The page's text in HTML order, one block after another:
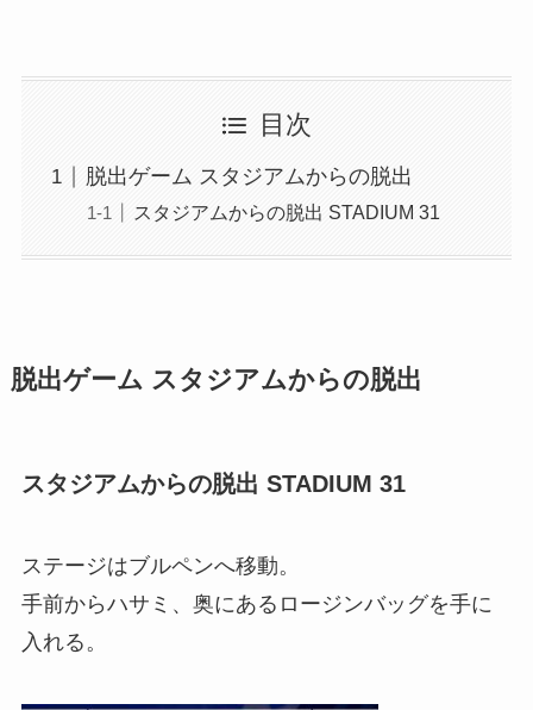
目次
脱出ゲーム スタジアムからの脱出
スタジアムからの脱出 STADIUM 31
脱出ゲーム スタジアムからの脱出
スタジアムからの脱出 STADIUM 31
ステージはブルペンへ移動。
手前からハサミ、奥にあるロージンバッグを手に
入れる。